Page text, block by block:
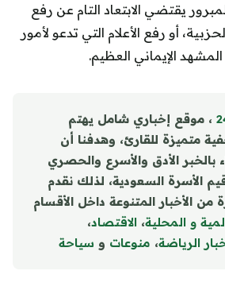
يقتضي الابتعاد التام عن رفع
أو رفع الأعلام التي تدعو لأمور
الإيماني العظيم.
، موقع إخباري شامل يهتم
متميزة للقارئ، وهدفنا أن
بالخبر الأدق والأسرع والحصري
الأسرة السعودية، لذلك نقدم
الأخبار المتنوعة داخل الأقسام
و المحلية، الاقتصاد،
الرياضة، منوعات و سياحة